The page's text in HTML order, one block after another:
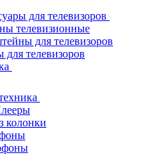
для телевизоров
телевизионные
для телевизоров
для телевизоров
колонки